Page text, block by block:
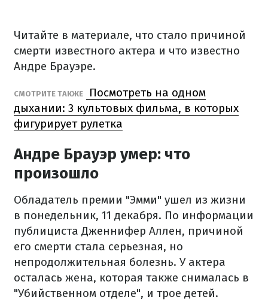
Читайте в материале, что стало причиной
смерти известного актера и что известно
Андре Брауэре.
СМОТРИТЕ ТАКЖЕ
Посмотреть на одном
дыхании: 3 культовых фильма, в которых
фигурирует рулетка
Андре Брауэр умер: что
произошло
Обладатель премии "Эмми" ушел из жизни
в понедельник, 11 декабря. По информации
публициста Дженнифер Аллен, причиной
его смерти стала серьезная, но
непродолжительная болезнь. У актера
осталась жена, которая также снималась в
"Убийственном отделе", и трое детей.